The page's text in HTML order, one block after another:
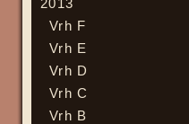
2013
Vrh F
Vrh E
Vrh D
Vrh C
Vrh B